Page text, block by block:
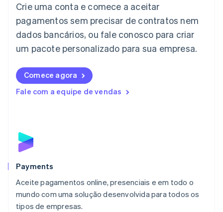
Crie uma conta e comece a aceitar
pagamentos sem precisar de contratos nem
dados bancários, ou fale conosco para criar
um pacote personalizado para sua empresa.
Comece agora
Fale com a equipe de vendas
Payments
Aceite pagamentos online, presenciais e em todo o
mundo com uma solução desenvolvida para todos os
tipos de empresas.
Italiano English
日本語English
Letônia
Liechtenstein
Lituânia
English
Luxemburgo
Malta
English
EspañolEnglish
English
Nova Zelândia
English